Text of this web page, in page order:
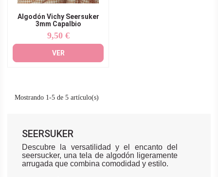
Algodón Vichy Seersuker
3mm Capalbio
Precio
9,50 €
VER
Mostrando 1-5 de 5 artículo(s)
SEERSUKER
Descubre la versatilidad y el encanto del
seersucker, una tela de algodón ligeramente
arrugada que combina comodidad y estilo.